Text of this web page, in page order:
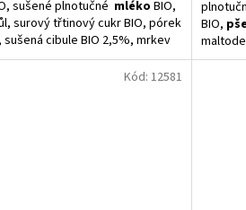
sušené plnotučné mléko BIO,
surový třtinový cukr BIO, pórek
sušená cibule BIO 2,5%, mrkev
řepkový protein BIO, glukózový
muškátový oříšek BIO, listy
BIO,
Kód: 12581